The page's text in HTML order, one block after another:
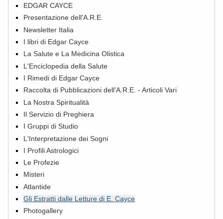
EDGAR CAYCE
Presentazione dell'A.R.E.
Newsletter Italia
I libri di Edgar Cayce
La Salute e La Medicina Olistica
L'Enciclopedia della Salute
I Rimedi di Edgar Cayce
Raccolta di Pubblicazioni dell'A.R.E. - Articoli Vari
La Nostra Spiritualità
Il Servizio di Preghiera
I Gruppi di Studio
L'Interpretazione dei Sogni
I Profili Astrologici
Le Profezie
Misteri
Atlantide
Gli Estratti dalle Letture di E. Cayce
Photogallery